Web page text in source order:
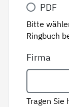
PDF
Bitte
Ringbuch
Firma
Tragen Sie